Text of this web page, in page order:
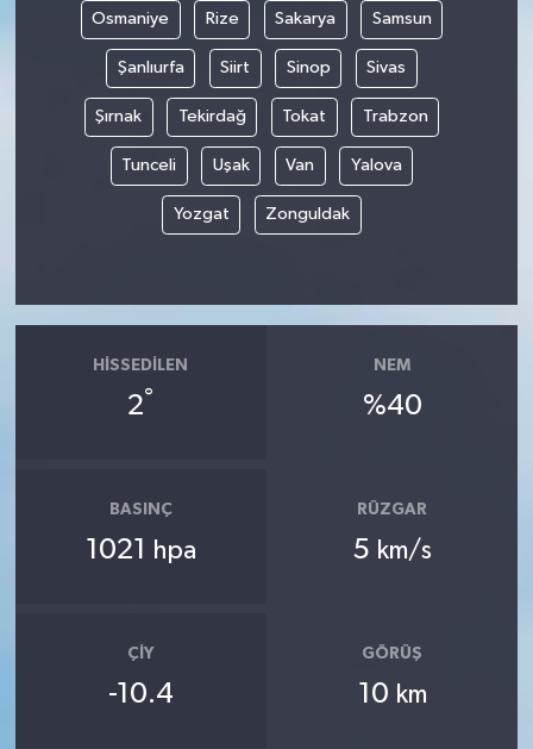
Osmaniye Rize Sakarya Samsun
Şanlıurfa Siirt Sinop Sivas
Şırnak Tekirdağ Tokat Trabzon
Tunceli Uşak Van Yalova
Yozgat Zonguldak
HISSEDILEN
2°
NEM
%40
BASINÇ
1021 hpa
RÜZGAR
5 km/s
ÇIY
-10.4
GÖRÜŞ
10 km